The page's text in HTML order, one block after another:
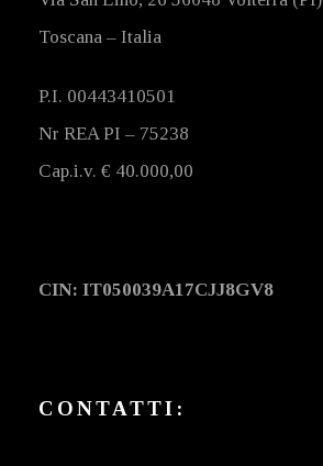
Toscana – Italia
P.I. 00443410501
Nr REA PI – 75238
Cap.i.v. € 40.000,00
CIN: IT050039A17CJJ8GV8
CONTATTI: